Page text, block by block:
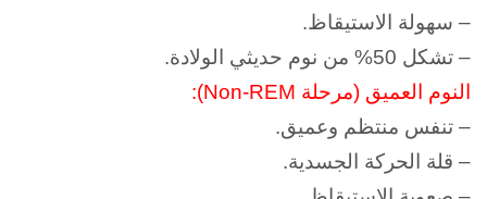
– سهولة الاستيقاظ.
– تشكل 50% من نوم حديثي الولادة.
النوم العميق (مرحلة Non-REM):
– تنفس منتظم وعميق.
– قلة الحركة الجسدية.